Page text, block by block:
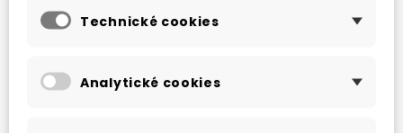
Technické cookies
Analytické cookies